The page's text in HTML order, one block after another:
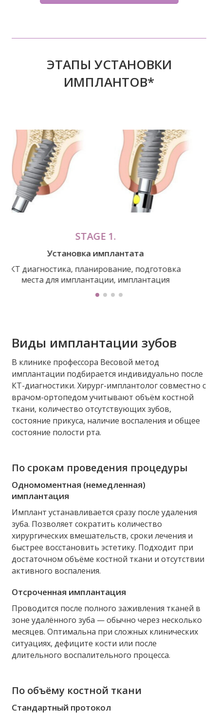
ЭТАПЫ УСТАНОВКИ
ИМПЛАНТОВ*
STAGE 1.
Установка имплантата
КТ диагностика, планирование, подготовка
места для имплантации, имплантация
Виды имплантации зубов
В клинике профессора Весовой метод
имплантации подбирается индивидуально после
КТ-диагностики. Хирург-имплантолог совместно с
врачом-ортопедом учитывают объём костной
ткани, количество отсутствующих зубов,
состояние прикуса, наличие воспаления и общее
состояние полости рта.
По срокам проведения процедуры
Одномоментная (немедленная)
имплантация
Имплант устанавливается сразу после удаления
зуба. Позволяет сократить количество
хирургических вмешательств, сроки лечения и
быстрее восстановить эстетику. Подходит при
достаточном объёме костной ткани и отсутствии
активного воспаления.
Отсроченная имплантация
Проводится после полного заживления тканей в
зоне удалённого зуба — обычно через несколько
месяцев. Оптимальна при сложных клинических
ситуациях, дефиците кости или после
длительного воспалительного процесса.
По объёму костной ткани
Стандартный протокол